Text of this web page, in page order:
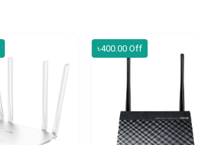
৳400.00 Off